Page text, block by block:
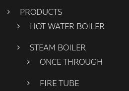
PRODUCTS
HOT WATER BOILER
STEAM BOILER
ONCE THROUGH
FIRE TUBE